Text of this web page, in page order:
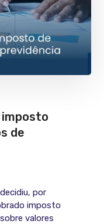
imposto
de
por
imposto
valores